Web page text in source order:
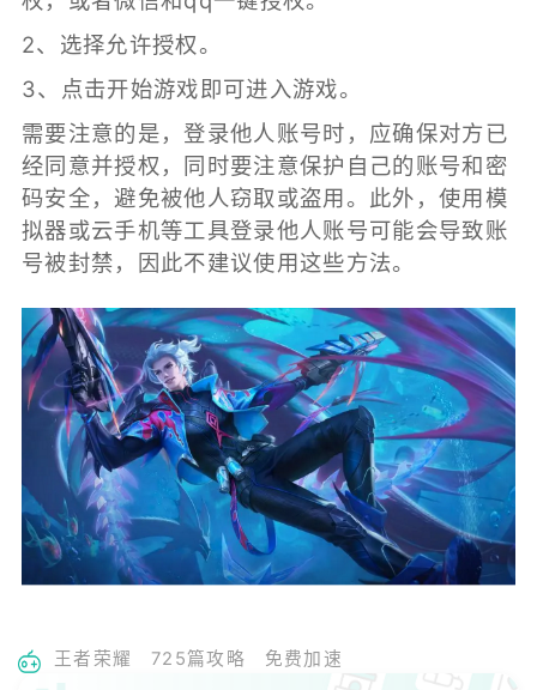
2、选择允许授权。
3、点击开始游戏即可进入游戏。
需要注意的是，登录他人账号时，应确保对方已
经同意并授权，同时要注意保护自己的账号和密
码安全，避免被他人窃取或盗用。此外，使用模
拟器或云手机等工具登录他人账号可能会导致账
号被封禁，因此不建议使用这些方法。
王者荣耀 725篇攻略 免费加速